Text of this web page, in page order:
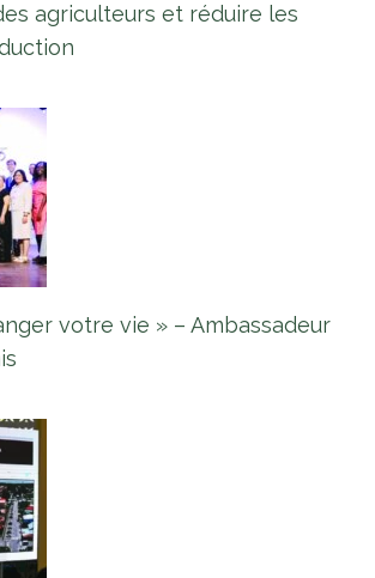
agriculteurs et réduire les
votre vie » – Ambassadeur